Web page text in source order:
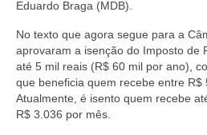
Eduardo Braga (MDB).
No texto que agora segue para a
aprovaram a isenção do Imposto de
até 5 mil reais (R$ 60 mil por ano),
que beneficia quem recebe entre R$
Atualmente, é isento quem recebe
R$ 3.036 por mês.